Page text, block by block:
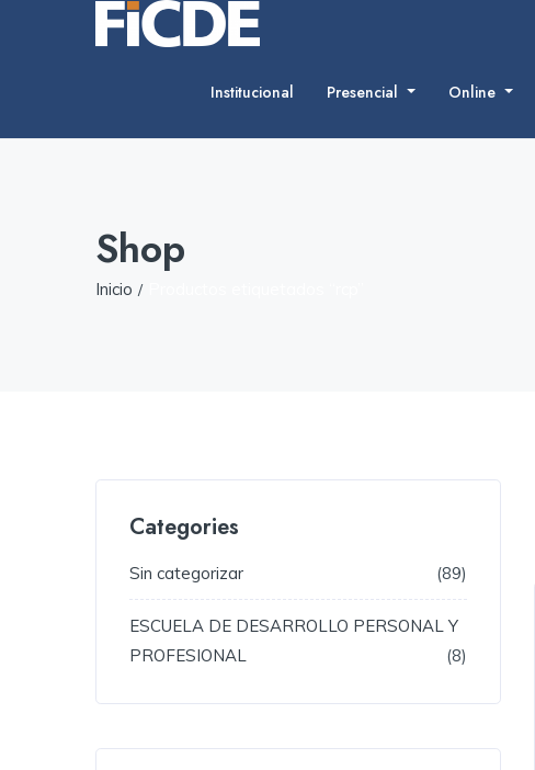
Institucional Presencial Online
Shop
Inicio
Categories
Sin categorizar 89
ESCUELA DE DESARROLLO PERSONAL Y
PROFESIONAL
8